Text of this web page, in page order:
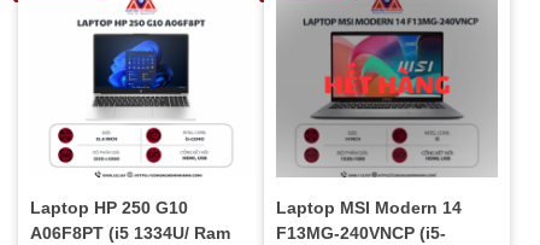
Laptop HP 250 G10
A06F8PT (i5 1334U/ Ram
Laptop MSI Modern 14
F13MG-240VNCP (i5-